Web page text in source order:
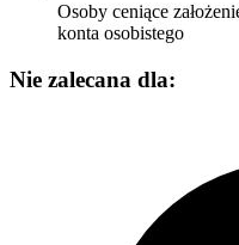
Osoby ceniące
konta osobistego
Nie zalecana dla: